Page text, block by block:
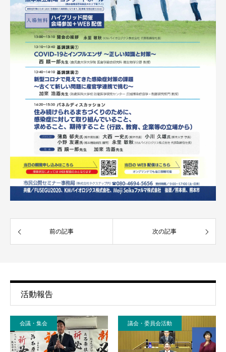
前の記事 次の記事
活動報告
会議・集会 議会・委員会活動